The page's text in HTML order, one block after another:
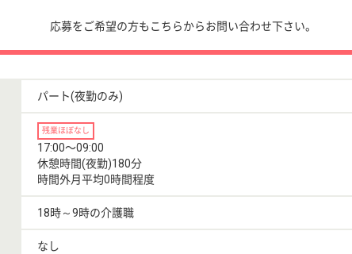
応募をご希望の方もこちらからお問い合わせ下さい。
パート(夜勤のみ)
残業ほぼなし
17:00〜09:00
休憩時間(夜勤)180分
時間外月平均0時間程度
18時～9時の介護職
なし